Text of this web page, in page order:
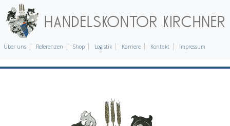
Über uns Referenzen Shop Logistik Karriere Kontakt Impressum